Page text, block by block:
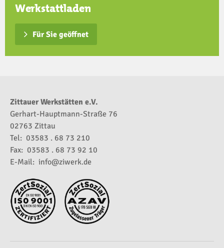
Werkstattladen
Für Sie geöffnet
Zittauer Werkstätten e.V.
Gerhart-Hauptmann-Straße 76
02763 Zittau
Tel: 03583 . 68 73 210
Fax: 03583 . 68 73 92 10
E-Mail: info@ziwerk.de